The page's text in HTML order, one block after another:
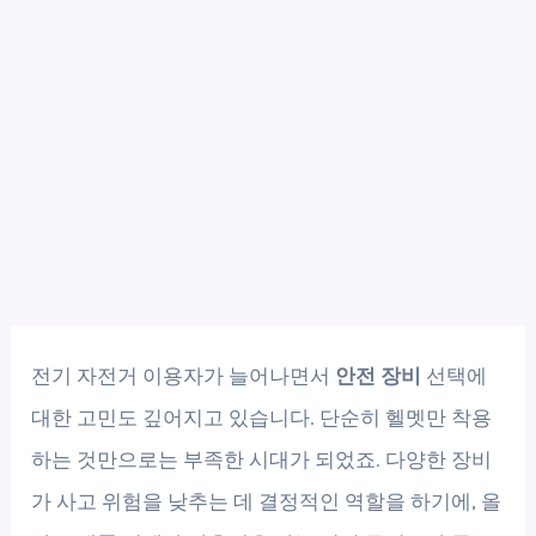
전기 자전거 이용자가 늘어나면서 안전 장비 선택에
대한 고민도 깊어지고 있습니다. 단순히 헬멧만 착용
하는 것만으로는 부족한 시대가 되었죠. 다양한 장비
가 사고 위험을 낮추는 데 결정적인 역할을 하기에, 올